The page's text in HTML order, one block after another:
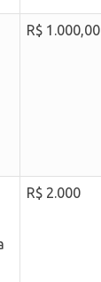
R$ 1.000,00
R$ 2.000